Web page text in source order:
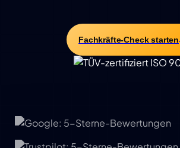
Fachkräfte-Check starten